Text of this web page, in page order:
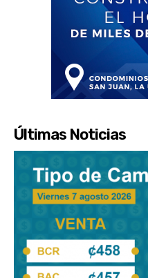
Últimas Noticias